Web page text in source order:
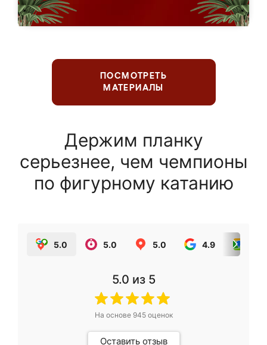
ПОСМОТРЕТЬ
МАТЕРИАЛЫ
Держим планку
серьезнее, чем чемпионы
по фигурному катанию
5.0 5.0 5.0 4.9
5.0 из 5
На основе 945оценок
Оставить отзыв